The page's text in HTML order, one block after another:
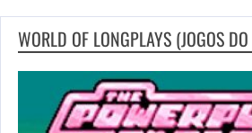
WORLD OF LONGPLAYS (JOGOS